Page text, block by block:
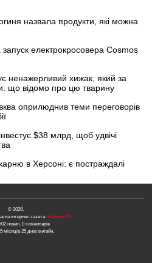
назвала продукти, які можна
електрокросовера Cosmos
ненажерливий хижак, який за
що відомо про цю тварину
оприлюднив теми переговорів
$38 млрд, щоб удвічі
в Херсоні: є постраждалі
© 2026.
інтернет-газета«Новини N»
новин, 0 коментарів
місяців 25 днів онлайн.